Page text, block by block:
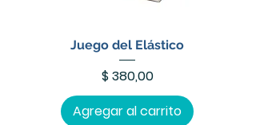
Juego del Elástico
Precio
$ 380,00
Agregar al carrito